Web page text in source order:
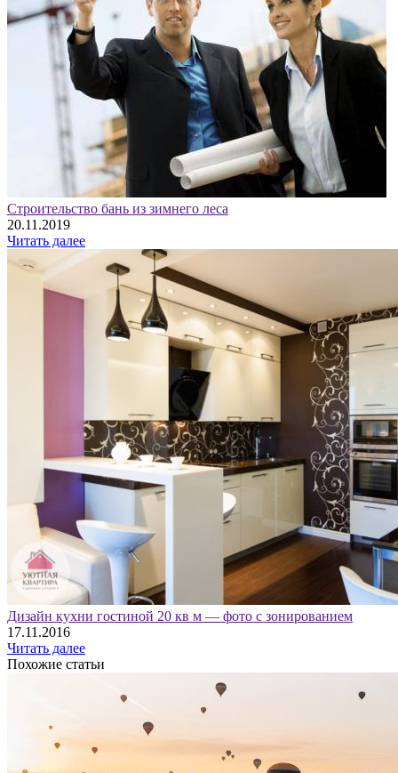
Строительство бань из зимнего леса
20.11.2019
Читать далее
Дизайн кухни гостиной 20 кв м — фото с зонированием
17.11.2016
Читать далее
Похожие статьи